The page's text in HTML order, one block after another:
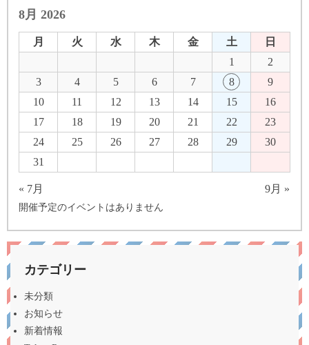
8月 2026
月 火 水 木 金 土
日
1
2
3
4 5 6 7 8
9
10
11 12 13 14 15
16
17
18 19 20 21 22
23
24
25 26 27 28 29
30
31
« 7月 9月 »
開催予定のイベントはありません
カテゴリー
未分類
お知らせ
新着情報